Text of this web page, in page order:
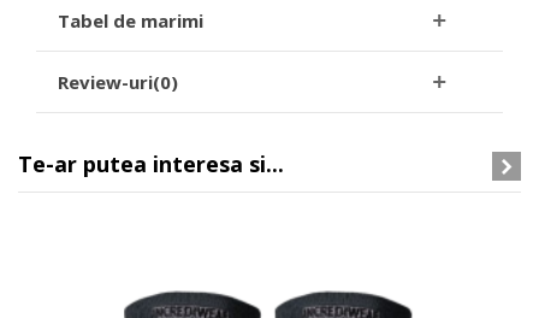
Tabel de marimi
Review-uri(0)
Te-ar putea interesa si...